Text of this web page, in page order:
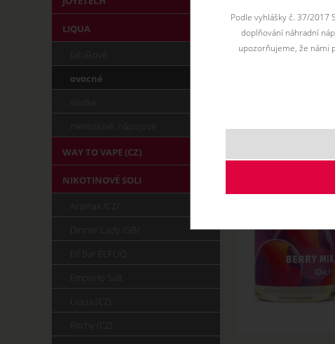
LIQUA
ovocné
WAY TO VAPE (CZ)
NIKOTINOVÉ SOLI
Podle vyhlášky č. 37/
doplňování náhradní
upozorňujeme, že námi